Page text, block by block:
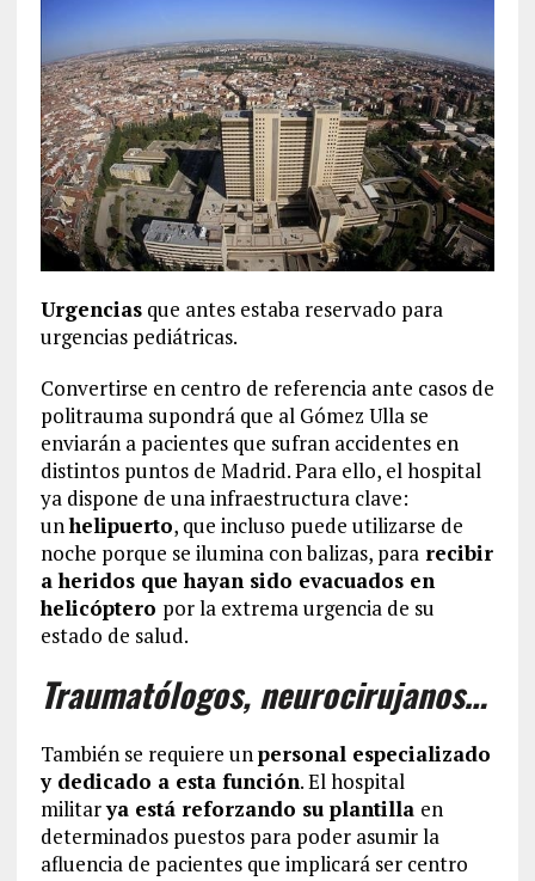
Urgenciasque antes estaba reservado para
urgencias pediátricas.
Convertirse en centro de referencia ante casos de
politrauma supondrá que al Gómez Ulla se
enviarán a pacientes que sufran accidentes en
distintos puntos de Madrid. Para ello, el hospital
ya dispone de una infraestructura clave:
unhelipuerto, que incluso puede utilizarse de
noche porque se ilumina con balizas, para recibir
a heridos que hayan sido evacuados en
helicóptero por la extrema urgencia de su
estado de salud.
Traumatólogos, neurocirujanos…
También se requiere un personal especializado
y dedicado a esta función. El hospital
militarya está reforzando su plantilla en
determinados puestos para poder asumir la
afluencia de pacientes que implicará ser centro